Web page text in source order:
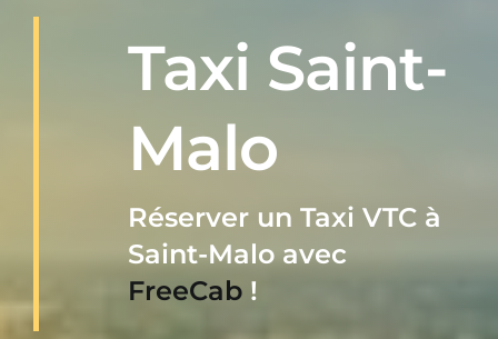
RÉSERVER
Taxi Saint-
Malo
Réserver un Taxi VTC à
Saint-Malo avec
FreeCab!